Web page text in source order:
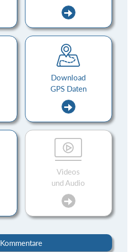
Download
GPS Daten
Videos
und Audio
Kommentare